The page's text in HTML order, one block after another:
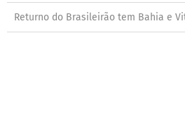
Returno do Brasileirão tem Bahia e